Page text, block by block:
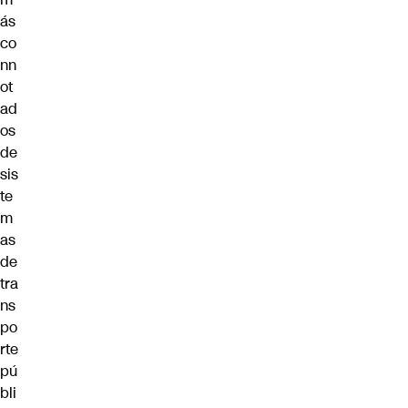
ás
co
nn
ot
ad
os
de
sis
te
m
as
de
tra
ns
po
rte
pú
bli